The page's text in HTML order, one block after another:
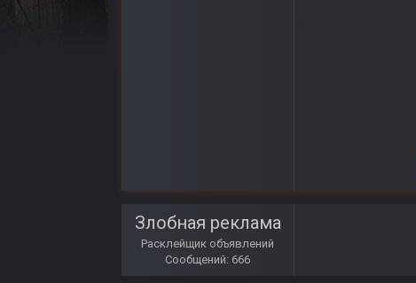
Злобная реклама
Расклейщик объявлений
Сообщений: 666